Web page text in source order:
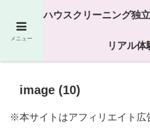
25年以上の現場経験をもとにハ
image (10)
※本サイトはアフィリエイト広
メニュー
ハウスクリーニング独
リアル体